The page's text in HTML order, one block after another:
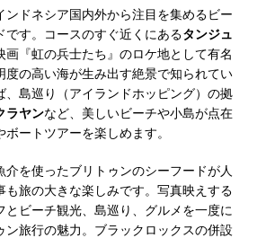
ンドネシア国内外から注目を集めるビー
です。コースのすぐ近くにあるタンジュ
画『虹の兵士たち』のロケ地として有名
度の高い海が生み出す絶景で知られてい
、島巡り（アイランドホッピング）の拠
ラヤンなど、美しいビーチや小島が点在
ートツアーを楽しめます。
介を使ったブリトゥンのシーフードが人
も旅の大きな楽しみです。写真映えする
とビーチ観光、島巡り、グルメを一度に
ン旅行の魅力。ブラックロックスの併設